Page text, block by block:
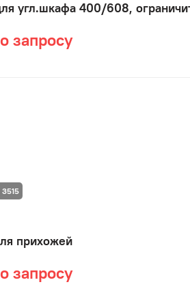
угл.шкафа 400/608,
запросу
прихожей
запросу
3515